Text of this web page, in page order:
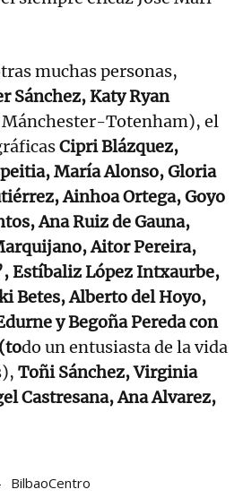
muchas personas,
Sánchez, Katy Ryan
Totenham), el
Cipri Blázquez,
María Alonso, Gloria
Ainhoa Ortega, Goyo
Ana Ruiz de Gauna,
Aitor Pereira,
Estíbaliz López Intxaurbe,
Betes, Alberto del Hoyo,
y Begoña Pereda con
do un entusiasta de la vida
Toñi Sánchez, Virginia
Castresana, Ana Alvarez,
BilbaoCentro